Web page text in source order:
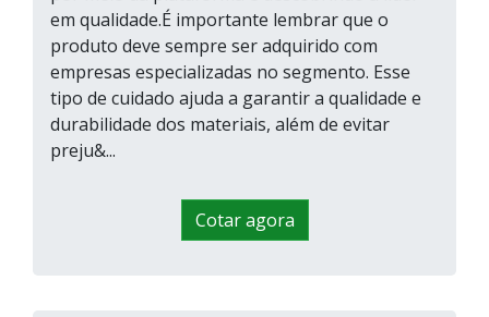
em qualidade.É importante lembrar que o
produto deve sempre ser adquirido com
empresas especializadas no segmento. Esse
tipo de cuidado ajuda a garantir a qualidade e
durabilidade dos materiais, além de evitar
preju&...
Cotar agora